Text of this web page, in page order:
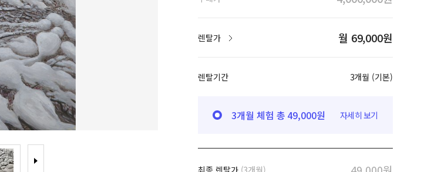
렌탈가 월 69,000원
렌탈기간 3개월 (기본)
3개월 체험 총 49,000원 자세히 보기
최종 렌탈가(3개월)